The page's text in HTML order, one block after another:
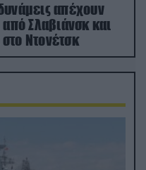
απέχουν
Σλαβιάνσκ και
Ντονέτσκ